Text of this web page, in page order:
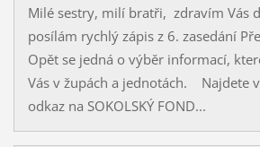
Milé sestry, milí bratři, zdravím Vás
posílám rychlý zápis z 6. zasedání
Opět se jedná o výběr informací,
Vás v župách a jednotách. Najdete
odkaz na SOKOLSKÝ FOND...